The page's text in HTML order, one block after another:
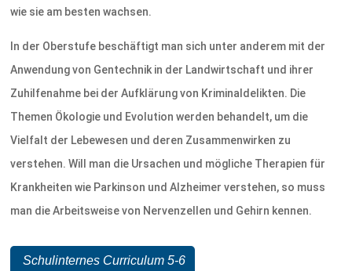
wie sie am besten wachsen.
In der Oberstufe beschäftigt man sich unter anderem mit der
Anwendung von Gentechnik in der Landwirtschaft und ihrer
Zuhilfenahme bei der Aufklärung von Kriminaldelikten. Die
Themen Ökologie und Evolution werden behandelt, um die
Vielfalt der Lebewesen und deren Zusammenwirken zu
verstehen. Will man die Ursachen und mögliche Therapien für
Krankheiten wie Parkinson und Alzheimer verstehen, so muss
man die Arbeitsweise von Nervenzellen und Gehirn kennen.
Schulinternes Curriculum 5-6